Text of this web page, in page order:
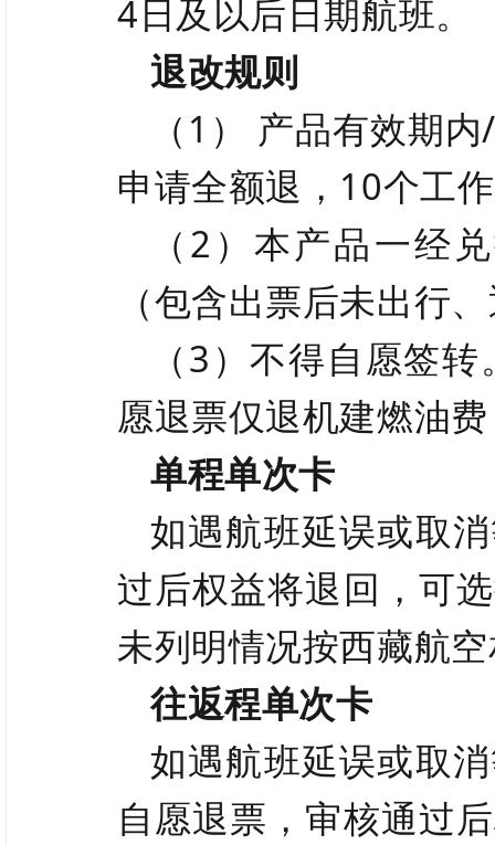
4日及以后日期航班。
退改规则
（1） 产品有效期
申请全额退，10个工
（2）本产品一经
（包含出票后未出行
（3）不得自愿签
愿退票仅退机建燃油
单程单次卡
如遇航班延误或取
过后权益将退回，可
未列明情况按西藏航
往返程单次卡
如遇航班延误或取
自愿退票，审核通过